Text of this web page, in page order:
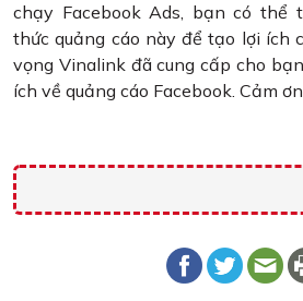
chạy Facebook Ads, bạn có thể
thức quảng cáo này để tạo lợi ích
vọng Vinalink đã cung cấp cho
ích về quảng cáo Facebook. Cảm